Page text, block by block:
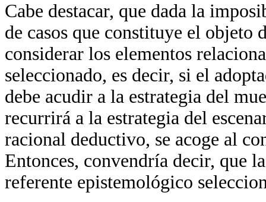
Cabe destacar, que dada la
de casos que constituye el objeto
considerar los elementos
seleccionado, es decir, si el
debe acudir a la estrategia del
recurrirá a la estrategia del
racional deductivo, se acoge al
Entonces, convendría decir, que
referente epistemológico